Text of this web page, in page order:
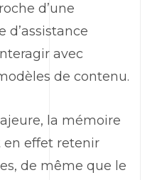
d’une
avec
de contenu.
la mémoire
en effet retenir
de même que le